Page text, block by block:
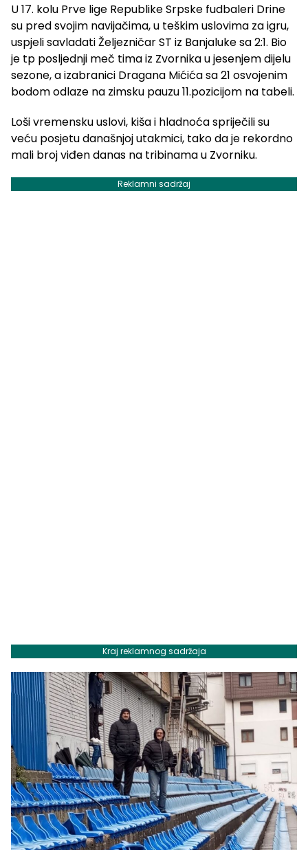
U 17. kolu Prve lige Republike Srpske fudbaleri Drine
su pred svojim navijačima, u teškim uslovima za igru,
uspjeli savladati Željezničar ST iz Banjaluke sa 2:1. Bio
je tp posljednji meč tima iz Zvornika u jesenjem dijelu
sezone, a izabranici Dragana Mićića sa 21 osvojenim
bodom odlaze na zimsku pauzu 11.pozicijom na tabeli.
Loši vremensku uslovi, kiša i hladnoća spriječili su
veću posjetu današnjoj utakmici, tako da je rekordno
mali broj viđen danas na tribinama u Zvorniku.
Reklamni sadržaj
Kraj reklamnog sadržaja